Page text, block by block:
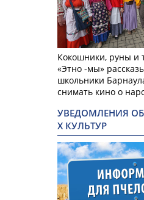
Кокошники, руны и
«Этно -мы»
школьники
снимать кино о
УВЕДОМЛЕНИЯ
Х КУЛЬТУР